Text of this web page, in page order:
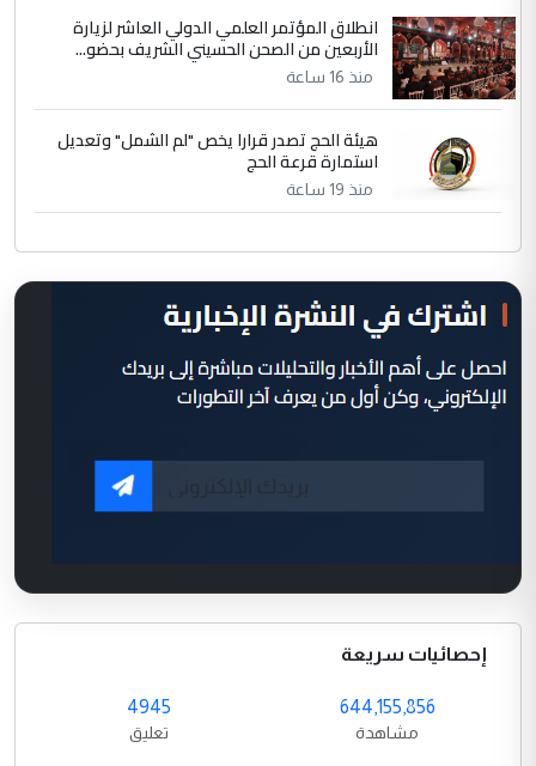
انطلاق المؤتمر العلمي الدولي العاشر لزيارة
الأربعين من الصحن الحسيني الشريف بحضو...
منذ 16 ساعة
هيئة الحج تصدر قرارا يخص "لم الشمل" وتعديل
استمارة قرعة الحج
منذ 19 ساعة
إحصائيات سريعة
644,155,856
مشاهدة
4945
تعليق